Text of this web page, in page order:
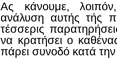
Ας κάνουμε,
ανάλυση αυτής τής
τέσσερις
να κρατήσει ο
πάρει συνοδό κατά